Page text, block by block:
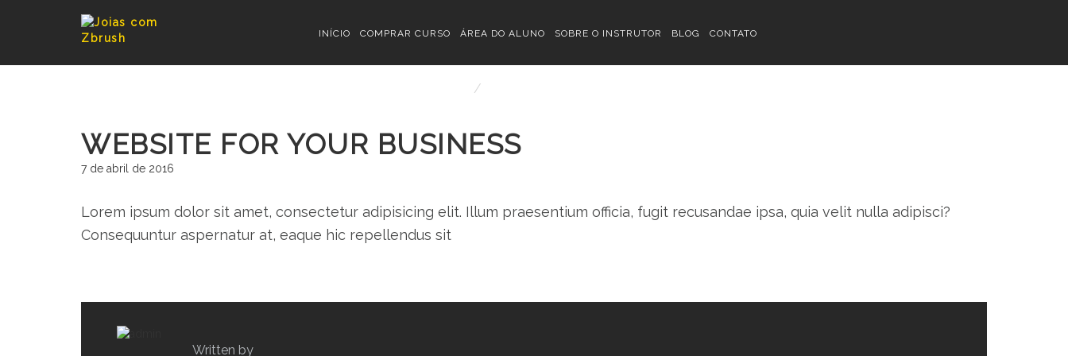
INÍCIO COMPRAR CURSO ÁREA DO ALUNO SOBRE O INSTRUTOR BLOG CONTATO
WEBSITE FOR YOUR BUSINESS
WEBSITE FOR YOUR BUSINESS
7 de abril de 2016
Lorem ipsum dolor sit amet, consectetur adipisicing elit. Illum praesentium officia, fugit recusandae ipsa, quia velit nulla adipisci?
Consequuntur aspernatur at, eaque hic repellendus sit
Written by